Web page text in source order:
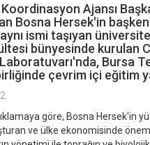
Ajansı
Bosna Hersek'in
ismi taşıyan
bünyesinde kurulan
Bursa
çevrim içi eğitim
göre, Bosna Hersek'in
ve ülke ekonomisinde